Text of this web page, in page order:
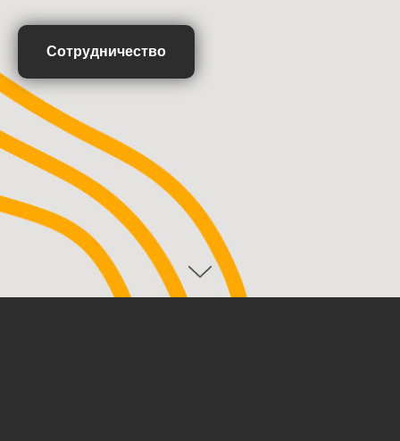
Сотрудничество